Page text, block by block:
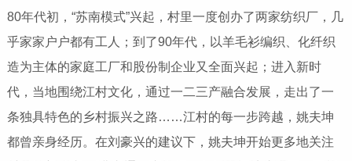
80年代初，“苏南模式”兴起，村里一度创办了两家纺织厂，几
乎家家户户都有工人；到了90年代，以羊毛衫编织、化纤织
造为主体的家庭工厂和股份制企业又全面兴起；进入新时
代，当地围绕江村文化，通过一二三产融合发展，走出了一
条独具特色的乡村振兴之路……江村的每一步跨越，姚夫坤
都曾亲身经历。在刘豪兴的建议下，姚夫坤开始更多地关注